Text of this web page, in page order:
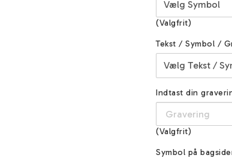
(Valgfrit)
Tekst / Symbol /
Indtast din
(Valgfrit)
Symbol på